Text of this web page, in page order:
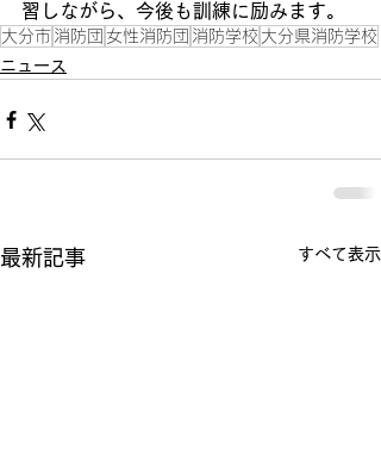
習しながら、今後も訓練に励みます。
大分市 消防団 女性消防団 消防学校 大分県消防学校
ニュース
最新記事 すべて表示